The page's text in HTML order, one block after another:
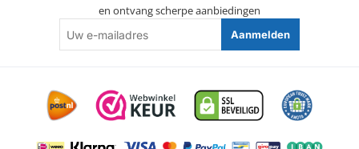
en ontvang scherpe aanbiedingen
e-
mailadres
Aanmelden